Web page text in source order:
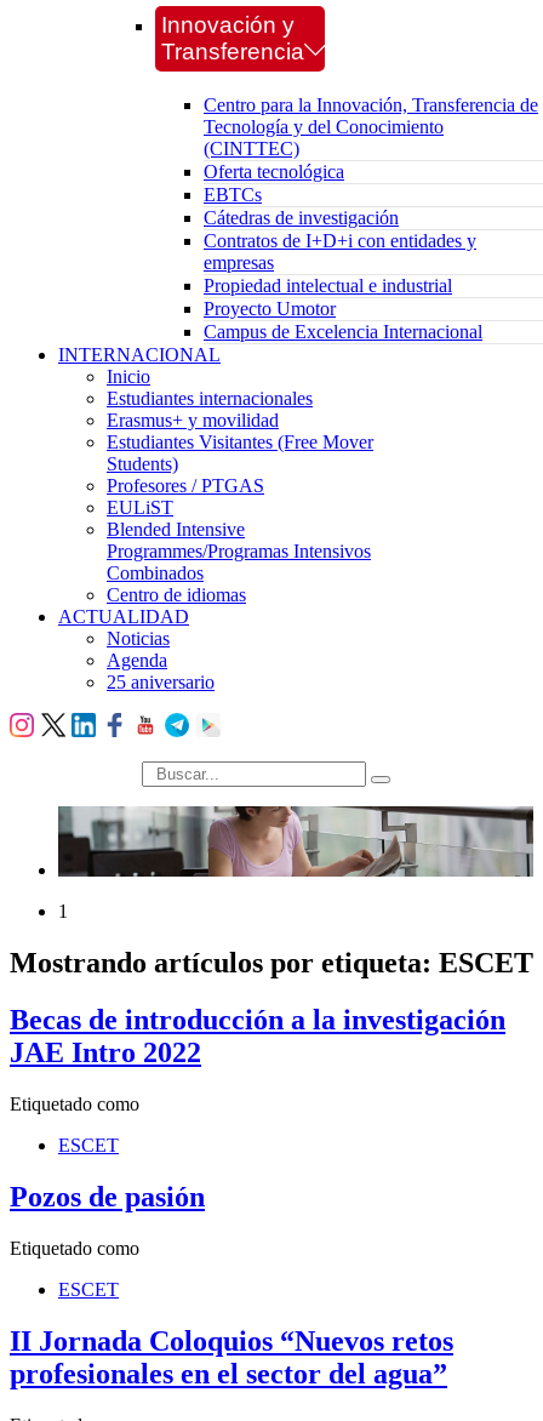
Innovación y
Transferencia
Centro para la Innovación, Transferencia de
Tecnología y del Conocimiento
(CINTTEC)
Oferta tecnológica
EBTCs
Cátedras de investigación
Contratos de I+D+i con entidades y
empresas
Propiedad intelectual e industrial
Proyecto Umotor
Campus de Excelencia Internacional
INTERNACIONAL
Inicio
Estudiantes internacionales
Erasmus+ y movilidad
Estudiantes Visitantes (Free Mover
Students)
Profesores / PTGAS
EULiST
Blended Intensive
Programmes/Programas Intensivos
Combinados
Centro de idiomas
ACTUALIDAD
Noticias
Agenda
25 aniversario
búsqueda
1
Mostrando artículos por etiqueta: ESCET
Becas de introducción a la investigación
JAE Intro 2022
Etiquetado como
ESCET
Pozos de pasión
Etiquetado como
ESCET
II Jornada Coloquios “Nuevos retos
profesionales en el sector del agua”